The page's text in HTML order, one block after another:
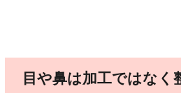
目や鼻は加工ではなく